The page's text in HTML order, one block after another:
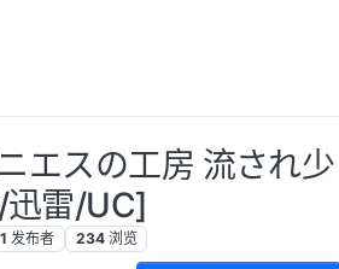
エスの工房 流され少
迅雷/UC]
1 发布者 234 浏览